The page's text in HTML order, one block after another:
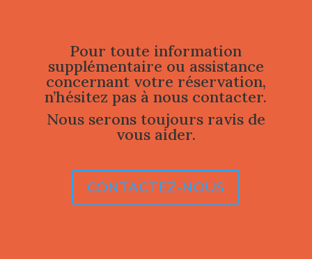
Pour toute information
supplémentaire ou assistance
concernant votre réservation,
n’hésitez pas à nous contacter.
Nous serons toujours ravis de
vous aider.
CONTACTEZ-NOUS